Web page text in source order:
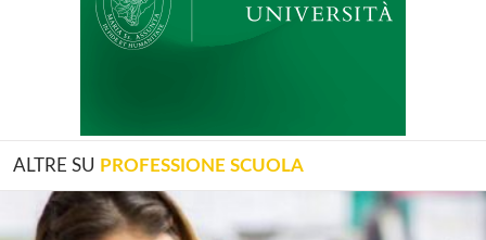
ALTRE SU PROFESSIONE SCUOLA